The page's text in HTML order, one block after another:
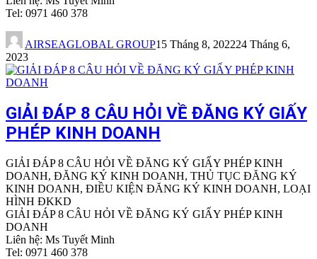
Tel: 0971 460 378
AIRSEAGLOBAL GROUP15 Tháng 8, 202224 Tháng 6,
2023
GIẢI ĐÁP 8 CÂU HỎI VỀ ĐĂNG KÝ GIẤY
PHÉP KINH DOANH
GIẢI ĐÁP 8 CÂU HỎI VỀ ĐĂNG KÝ GIẤY PHÉP KINH
DOANH, ĐĂNG KÝ KINH DOANH, THỦ TỤC ĐĂNG KÝ
KINH DOANH, ĐIỀU KIỆN ĐĂNG KÝ KINH DOANH, LOẠI
HÌNH ĐKKD
GIẢI ĐÁP 8 CÂU HỎI VỀ ĐĂNG KÝ GIẤY PHÉP KINH
DOANH
Liên hệ: Ms Tuyết Minh
Tel: 0971 460 378